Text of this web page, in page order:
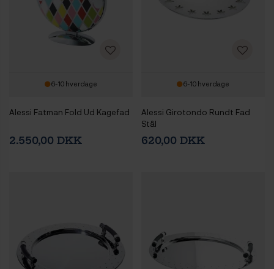
6-10 hverdage
Alessi Fatman Fold Ud Kagefad
2.550,00 DKK
6-10 hverdage
Alessi Girotondo Rundt Fad
Stål
620,00 DKK